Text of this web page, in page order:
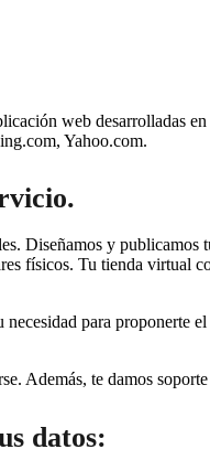
web desarrolladas en
Yahoo.com.
Diseñamos y
físicos. Tu tienda virtual
para proponerte
Además, te damos
datos: